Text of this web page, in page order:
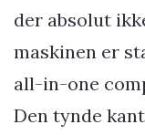
der absolut
maskinen er
all-in-one
Den tynde